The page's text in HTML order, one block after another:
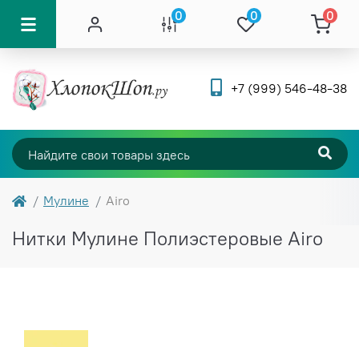
0 0 0
+7 (999) 546-48-38
Мулине Airo
Нитки Мулине Полиэстеровые Airo